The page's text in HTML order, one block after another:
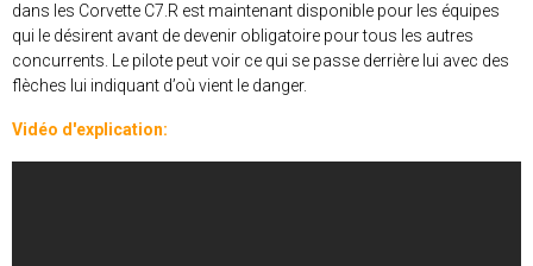
dans les Corvette C7.R est maintenant disponible pour les équipes
qui le désirent avant de devenir obligatoire pour tous les autres
concurrents. Le pilote peut voir ce qui se passe derrière lui avec des
flèches lui indiquant d’où vient le danger.
Vidéo d'explication: